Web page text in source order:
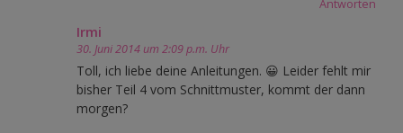
Antworten
Irmi
30. Juni 2014 um 2:09 p.m. Uhr
Toll, ich liebe deine Anleitungen. 😀 Leider fehlt mir
bisher Teil 4 vom Schnittmuster, kommt der dann
morgen?